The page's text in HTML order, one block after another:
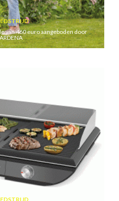
van 460 euro aangeboden door